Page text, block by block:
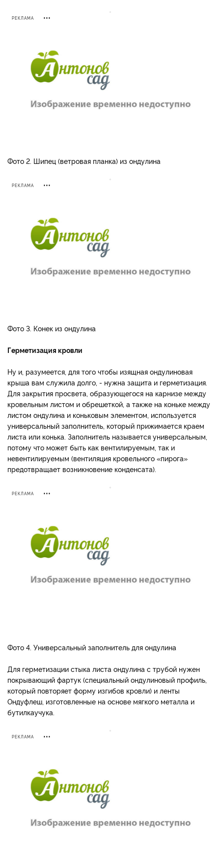
РЕКЛАМА
Фото 2. Шипец (ветровая планка) из ондулина
РЕКЛАМА
Фото 3. Конек из ондулина
Герметизация кровли
Ну и, разумеется, для того чтобы изящная ондулиновая
крыша вам служила долго, - нужна защита и герметизация.
Для закрытия просвета, обра­зующегося на карнизе между
кровельным листом и обре­шеткой, а также на коньке между
листом ондулина и коньковым элементом, используется
универсальный заполнитель, который прижимается краем
листа или конька. За­полнитель называ­ется универсаль­ным,
потому что может быть как вентилируемым, так и
невентили­руемым (венти­ляция кровельного «пирога»
предотвра­щает возникновение конденсата).
РЕКЛАМА
Фото 4. Универсальный заполнитель для ондулина
Для герметизации стыка листа ондулина с трубой ну­жен
покрывающий фартук (специальный ондулиновый профиль,
который повторяет форму изгибов кровли) и лен­ты
Ондуфлеш, изготовленные на основе мягкого металла и
бутилкаучука.
РЕКЛАМА